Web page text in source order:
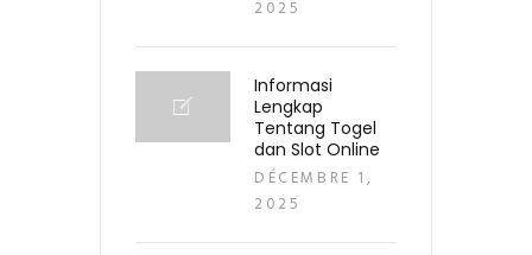
2025
Informasi
Lengkap
Tentang Togel
dan Slot Online
DÉCEMBRE 1,
2025